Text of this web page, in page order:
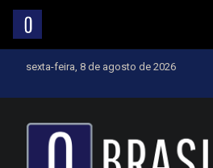
sexta-feira, 8 de agosto de 2026